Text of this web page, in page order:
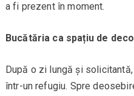
a fi prezent în moment.
Bucătăria ca spațiu de
După o zi lungă și
într-un refugiu. Spre